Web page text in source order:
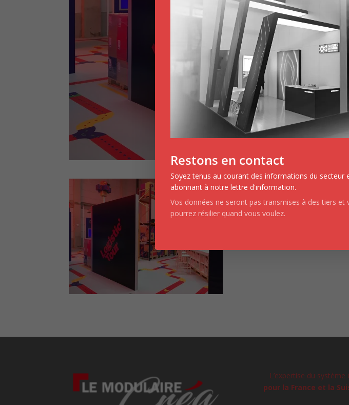
L’expertise du système
pour la France et la
Restons en contact
Soyez tenus au courant des informations du secteur
abonnant à notre lettre d'information.
Vos données ne seront pas transmises à des tiers et
pourrez résilier quand vous voulez.